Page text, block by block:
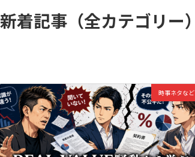
新着記事（全カテゴリー）
時事ネタなど